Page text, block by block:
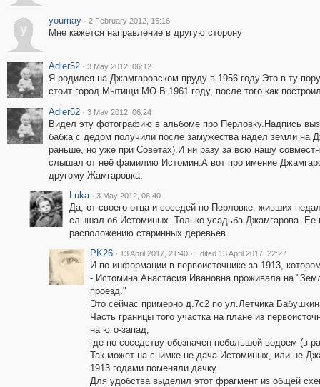
y
youmay · 2 February 2012, 15:16
Мне кажется направление в другую сторону
Adler52 · 3 May 2012, 06:12
Я родился на Джамгаровском пруду в 1956 году.Это в ту
стоит город Мытищи МО.В 1961 году, после того как
Adler52 · 3 May 2012, 06:24
Видел эту фотографию в альбоме про Перловку.Надпись
бабка с дедом получили после замужества надел земли на
раньше, но уже при Советах).И ни разу за всю нашу
слышал от неё фамилию Истомин.А вот про имение
другому Жамгаровка.
Luka · 3 May 2012, 06:40
Да, от своего отца и соседей по Перловке, живших
слышал об Истоминых. Только усадьба Джамгарова. Ее
расположению старинных деревьев.
PK26 · 13 April 2017, 21:40 · Edited 13 April 2017, 22:27
И по информации в первоисточнике за 1913,
- Истомина Анастасия Ивановна проживала на
проезд."
Это сейчас примерно д.7с2 по ул.Летчика
Часть границы того участка на плане из
на юго-запад,
где по соседству обозначен небольшой водоем (в
Так может на снимке не дача Истоминых, или не
1913 годами поменяли дачку.
Для удобства выделил этот фрагмент из общей